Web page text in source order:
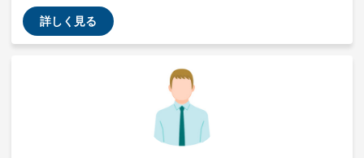
質問でもウェルカムなのでご気軽にご連絡ください。また
Big4に在籍しているので、気になる方は聞いてください。
詳しく見る